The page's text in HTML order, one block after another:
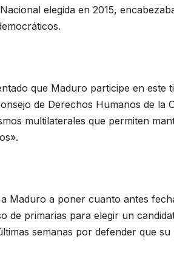
elegida en 2015,
que Maduro participe en este
de Derechos Humanos de la
multilaterales que permiten
Maduro a poner cuanto antes
de primarias para elegir un
semanas por defender que